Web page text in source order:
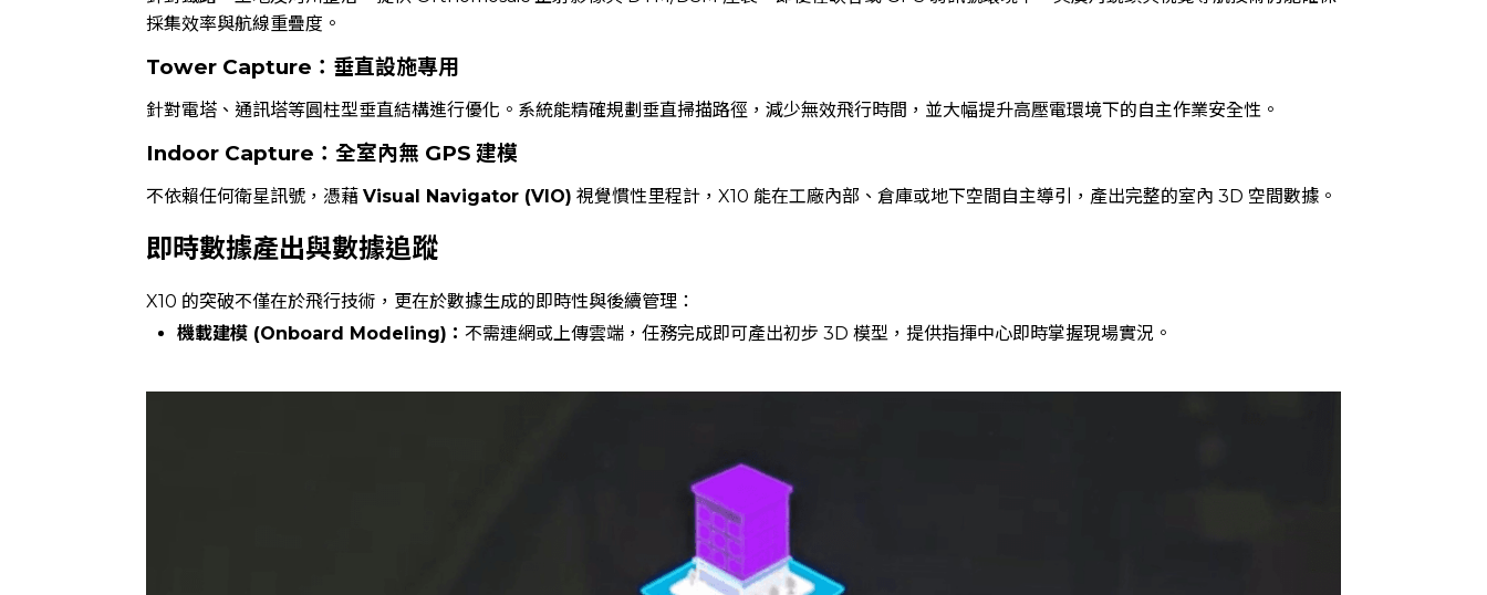
採集效率與航線重疊度。
Tower Capture：垂直設施專用
針對電塔、通訊塔等圓柱型垂直結構進行優化。系統能精確規劃垂直掃描路徑，減少無效飛行時間，並大幅提升高壓電環境下的自主作業安全性。
Indoor Capture：全室內無 GPS 建模
不依賴任何衛星訊號，憑藉 Visual Navigator (VIO) 視覺慣性里程計，X10 能在工廠內部、倉庫或地下空間自主導引，產出完整的室內 3D 空間數據。
即時數據產出與數據追蹤
X10 的突破不僅在於飛行技術，更在於數據生成的即時性與後續管理：
機載建模 (Onboard Modeling)： 不需連網或上傳雲端，任務完成即可產出初步 3D 模型，提供指揮中心即時掌握現場實況。